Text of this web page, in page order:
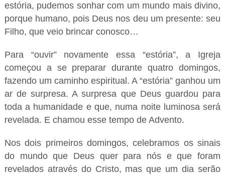
estória, pudemos sonhar com um mundo mais divino,
porque humano, pois Deus nos deu um presente: seu
Filho, que veio brincar conosco…
Para “ouvir” novamente essa “estória”, a Igreja
começou a se preparar durante quatro domingos,
fazendo um caminho espiritual. A “estória” ganhou um
ar de surpresa. A surpresa que Deus guardou para
toda a humanidade e que, numa noite luminosa será
revelada. E chamou esse tempo de Advento.
Nos dois primeiros domingos, celebramos os sinais
do mundo que Deus quer para nós e que foram
revelados através do Cristo, mas que um dia serão